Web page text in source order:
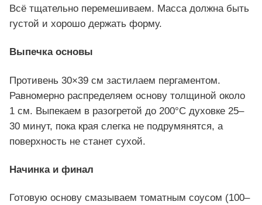
Всё тщательно перемешиваем. Масса должна быть
густой и хорошо держать форму.
Выпечка основы
Противень 30×39 см застилаем пергаментом.
Равномерно распределяем основу толщиной около
1 см. Выпекаем в разогретой до 200°C духовке 25–
30 минут, пока края слегка не подрумянятся, а
поверхность не станет сухой.
Начинка и финал
Готовую основу смазываем томатным соусом (100–